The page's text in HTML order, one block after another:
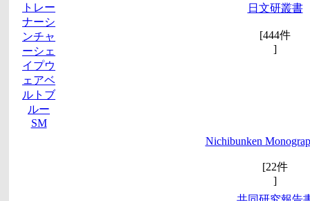
トレー
ナーシ
ンチャ
ーシェ
イプウ
ェアベ
ルトブ
ルー
SM
日文研叢書
[444件
]
Nichibunken
[22件
]